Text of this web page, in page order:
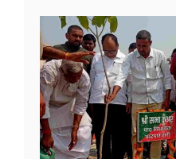
शक्तिशाली कार्य सिद्धि
पाठ और शत्रु नाशक प्रभावी
पर विशेष प्रयोग से असंभव
करना छोड़ देंगे। भैरव कृपा